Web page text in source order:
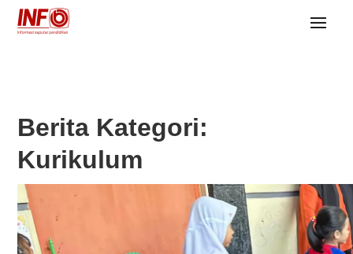
Berita Kategori:
Kurikulum